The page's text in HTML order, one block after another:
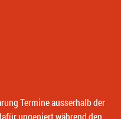
Termine ausserhalb der
ungeniert während den